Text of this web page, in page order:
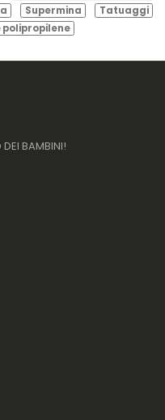
Supermina
Tatuaggi
DEI BAMBINI!